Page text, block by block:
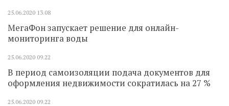
25.06.2020 13.08
МегаФон запускает решение для онлайн-
мониторинга воды
25.06.2020 09.22
В период самоизоляции подача документов для
оформления недвижимости сократилась на 27 %
25.06.2020 09.22